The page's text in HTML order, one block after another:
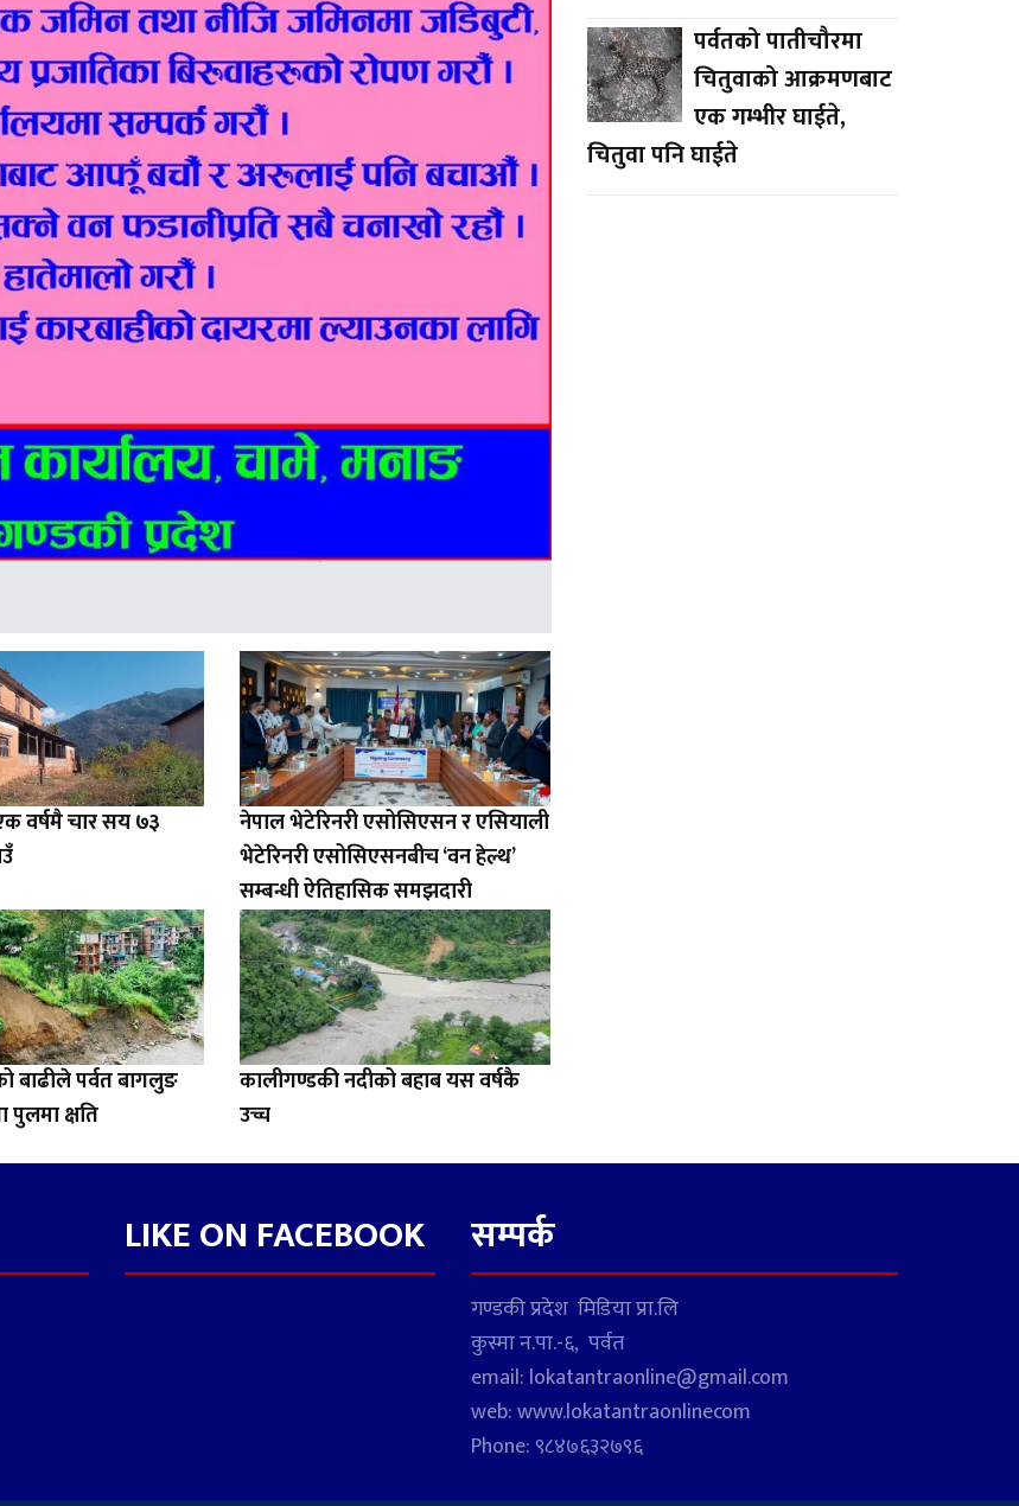
वर्षमै चार सय ७३
नेपाल भेटेरिनरी एसोसिएसन र एसियाली
भेटेरिनरी एसोसिएसनबीच ‘वन हेल्थ’
सम्बन्धी ऐतिहासिक समझदारी
बाढीले पर्वत बागलुङ
पुलमा क्षति
कालीगण्डकी नदीको बहाब यस वर्षकै
उच्च
पर्वतको पातीचौरमा
चितुवाको आक्रमणबाट
एक गम्भीर घाईते,
चितुवा पनि घाईते
LIKE ON FACEBOOK सम्पर्क
गण्डकी प्रदेश मिडिया प्रा.लि
कुस्मा न.पा.-६, पर्वत
email: lokatantraonline@gmail.com
web: www.lokatantraonlinecom
Phone: ९८४७६३२७९६